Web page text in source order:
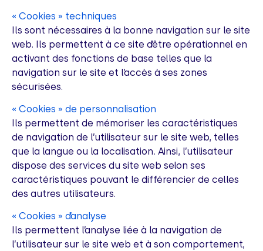
« Cookies » techniques
Ils sont nécessaires à la bonne navigation sur le site
web. Ils permettent à ce site d’être opérationnel en
activant des fonctions de base telles que la
navigation sur le site et l’accès à ses zones
sécurisées.
« Cookies » de personnalisation
Ils permettent de mémoriser les caractéristiques
de navigation de l’utilisateur sur le site web, telles
que la langue ou la localisation. Ainsi, l’utilisateur
dispose des services du site web selon ses
caractéristiques pouvant le différencier de celles
des autres utilisateurs.
« Cookies » d’analyse
Ils permettent l’analyse liée à la navigation de
l’utilisateur sur le site web et à son comportement,